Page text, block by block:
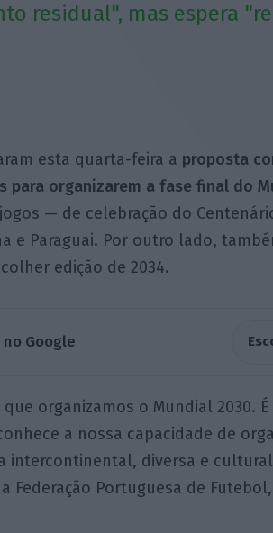
residual", mas espera
esta quarta-feira a proposta
para organizarem a fase final do
— de celebração do
e Paraguai. Por outro lado,
edição de 2034.
Google
organizamos o Mundial 2030. É
a nossa capacidade de
intercontinental, diversa e
Federação Portuguesa de